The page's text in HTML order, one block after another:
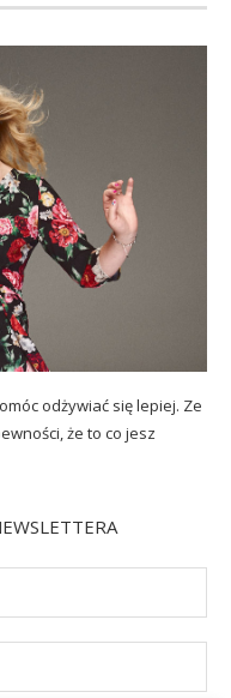
odżywiać się lepiej. Ze
że to co jesz